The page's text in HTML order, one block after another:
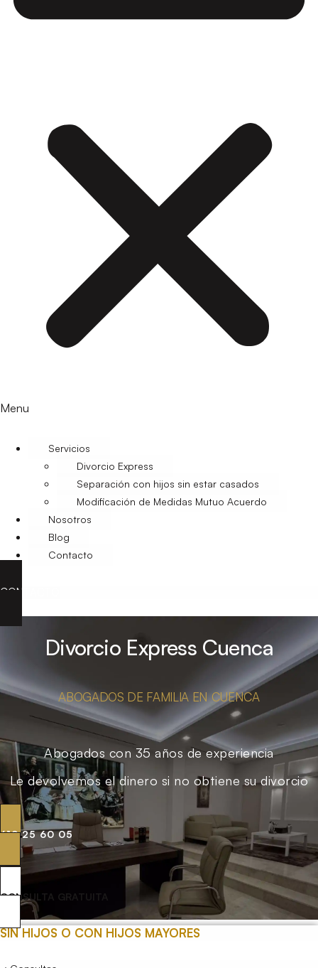
Menu
Servicios
Divorcio Express
Separación con hijos sin estar casados
Modificación de Medidas Mutuo Acuerdo
Nosotros
Blog
Contacto
CONTACTO
Divorcio Express Cuenca
ABOGADOS DE FAMILIA EN CUENCA
Abogados con 35 años de experiencia
Le devolvemos el dinero si no obtiene su divorcio
619 25 60 05
CONSULTA GRATUITA
SIN HIJOS O CON HIJOS MAYORES